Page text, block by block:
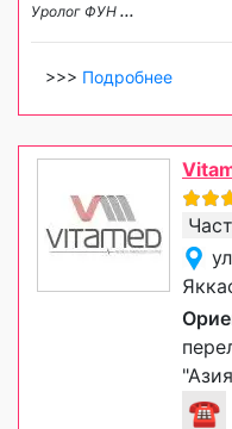
Уролог ФУН ...
>>> Подробнее
☎